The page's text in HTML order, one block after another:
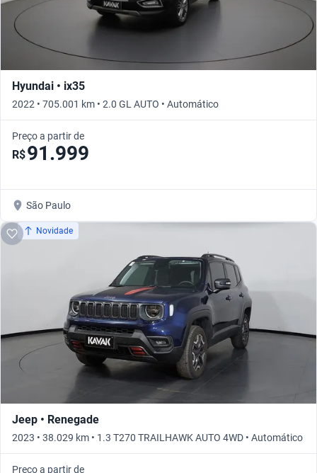
Hyundai • ix35
2022 • 705.001 km • 2.0 GL AUTO • Automático
Preço a partir de
R$91.999
São Paulo
Novidade
Jeep • Renegade
2023 • 38.029 km • 1.3 T270 TRAILHAWK AUTO 4WD • Automático
Preço a partir de